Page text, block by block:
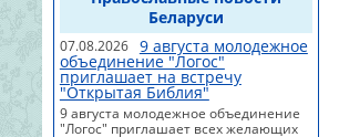
Беларуси
07.08.2026 9 августа молодежное
объединение "Логос"
приглашает на встречу
"Открытая Библия"
9 августа молодежное объединение
"Логос" приглашает всех желающих